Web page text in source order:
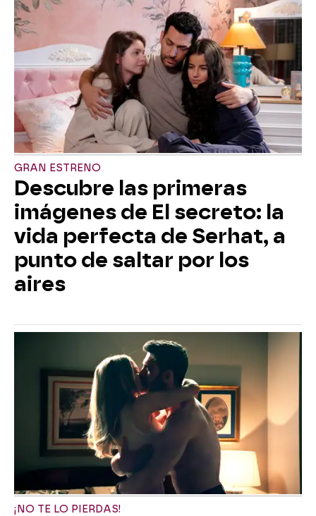
GRAN ESTRENO
Descubre las primeras
imágenes de El secreto: la
vida perfecta de Serhat, a
punto de saltar por los
aires
¡NO TE LO PIERDAS!